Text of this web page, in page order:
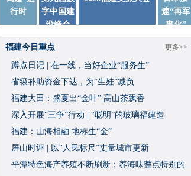
行时
字中国建
设峰会
速“再军
事化”
更多>>
福建今日重点
蹲点日记 | 在一线，当好企业“服务生”
省级补助资金下达，为“生娃”减负
福建大田：盛夏出“金叶” 高山茶飘香
深入开展“三争”行动 | “聪明”的玻璃福建造
福建：山海相融 地标生“金”
屏山时评 | 以“人民标尺”丈量城市更新
平潭特色海产养殖不断刷新：养海味整点特别的